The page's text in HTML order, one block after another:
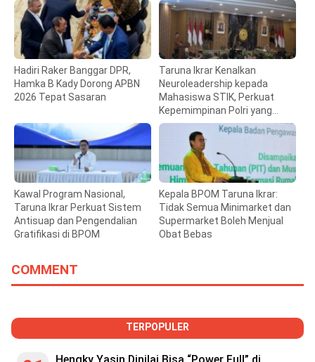
Hadiri Raker Banggar DPR,
Hamka B Kady Dorong APBN
2026 Tepat Sasaran
Taruna Ikrar Kenalkan
Neuroleadership kepada
Mahasiswa STIK, Perkuat
Kepemimpinan Polri yang
Humanis
Kawal Program Nasional,
Taruna Ikrar Perkuat Sistem
Antisuap dan Pengendalian
Gratifikasi di BPOM
Kepala BPOM Taruna Ikrar:
Tidak Semua Minimarket dan
Supermarket Boleh Menjual
Obat Bebas
COMMENT
TERPOPULER